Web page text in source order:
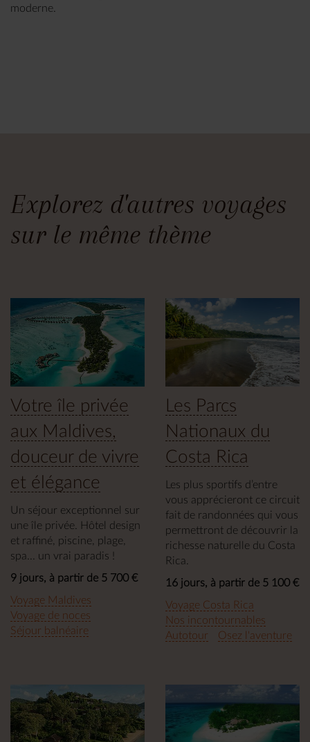
moderne.
Explorez d'autres voyages
sur le même thème
Votre île privée
aux Maldives,
douceur de vivre
et élégance
Un séjour exceptionnel sur
une île privée. Hôtel design
et raffiné, piscine, plage,
spa... un vrai paradis !
9 jours, à partir de 5 700 €
Voyage Maldives
Voyage de noces
Séjour balnéaire
Les Parcs
Nationaux du
Costa Rica
Les plus sportifs d’entre
vous apprécieront ce circuit
fait de randonnées qui vous
permettront de découvrir la
richesse naturelle du Costa
Rica.
16 jours, à partir de 5 100 €
Voyage Costa Rica
Nos incontournables
Autotour
Osez l'aventure